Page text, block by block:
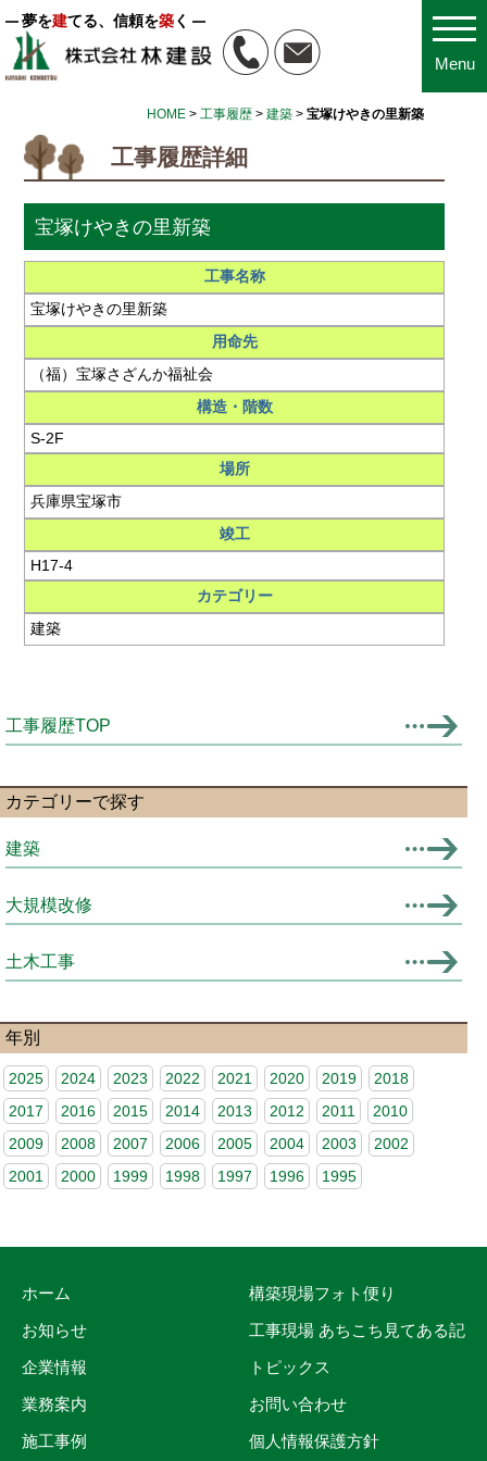
Menu
夢を建てる、信頼を築く
HOME >工事履歴 >建築 >宝塚けやきの里新築
工事履歴詳細
宝塚けやきの里新築
工事名称
宝塚けやきの里新築
用命先
（福）宝塚さざんか福祉会
構造・階数
S-2F
場所
兵庫県宝塚市
竣工
H17-4
カテゴリー
建築
工事履歴TOP
カテゴリーで探す
建築
大規模改修
土木工事
年別
2025 2024 2023 2022 2021 2020 2019
2018
2017
2016 2015 2014 2013 2012 2011
2010
2009
2008 2007 2006 2005 2004 2003
2002
2001
2000 1999 1998 1997 1996 1995
ホーム
お知らせ
企業情報
業務案内
施工事例
構築現場フォト便り
工事現場 あちこち見てある記
トピックス
お問い合わせ
個人情報保護方針